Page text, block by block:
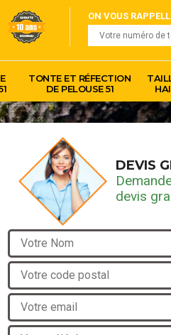
ON VOUS
TONTE ET RÉFECTION
DE PELOUSE 51
DEVIS
devis